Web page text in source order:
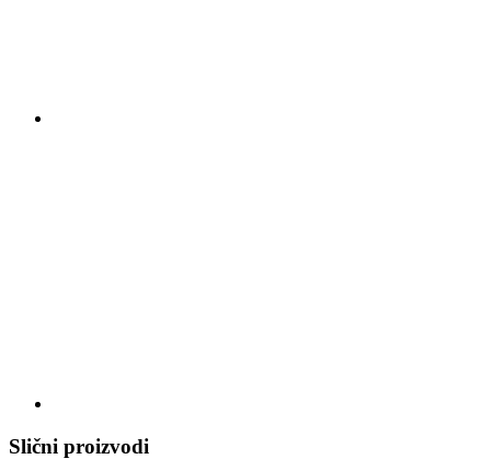
Slični proizvodi